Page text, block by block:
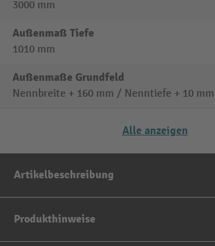
3000 mm
Außenmaß Tiefe
1010 mm
Außenmaße Grundfeld
Nennbreite + 160 mm / Nenntiefe + 10 mm
Alle anzeigen
Artikelbeschreibung
Produkthinweise